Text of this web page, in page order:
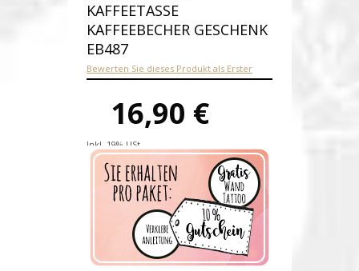
AFFEETASSE K
AFFEEBECHER GESCHENK E
B487
Bewerten Sie dieses Produkt als Erster
16,90 €
Inkl. 19% USt.
Versandkosten
Produktnummer:eb487-E
Verfügbarkeit:Auf Lager
Lieferzeit: 1-2 Werktage